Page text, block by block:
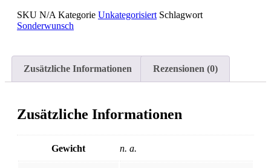
Menge
SKU N/A Kategorie Unkategorisiert Schlagwort
Sonderwunsch
Zusätzliche Informationen Rezensionen (0)
Zusätzliche Informationen
Gewicht n. a.